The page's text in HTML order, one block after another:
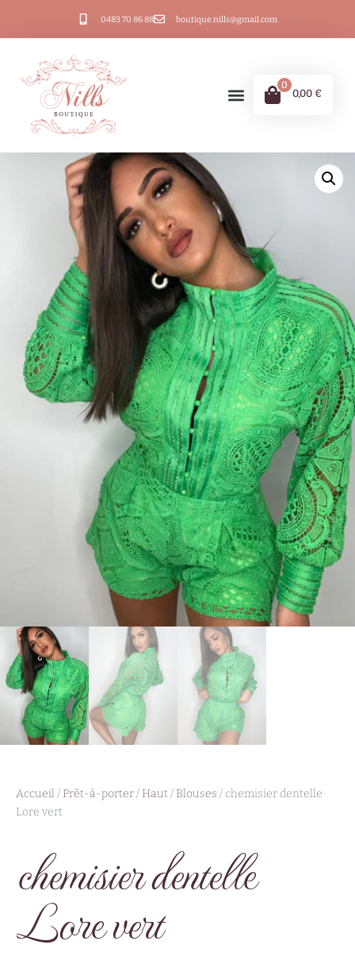
0483 70 86 88 boutique.nills@gmail.com
0
0,00 €
Accueil/ Prêt-à-porter/ Haut/ Blouses / chemisier dentelle
Lore vert
chemisier dentelle
Lore vert